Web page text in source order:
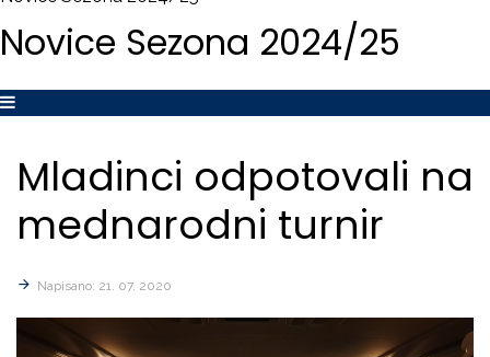
Novice Sezona 2024/25
Mladinci odpotovali na
mednarodni turnir
Napisano: 21. 07. 2020